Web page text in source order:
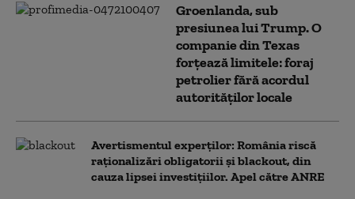
Groenlanda, sub
presiunea lui Trump. O
companie din Texas
forțează limitele: foraj
petrolier fără acordul
autorităților locale
Avertismentul experților: România riscă
raționalizări obligatorii și blackout, din
cauza lipsei investițiilor. Apel către ANRE